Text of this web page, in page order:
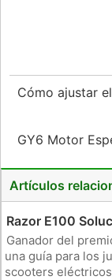
Cómo ajustar
GY6 Motor
Artículos
Razor E100
Ganador del
una guía para los
scooters